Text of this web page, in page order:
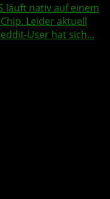
läuft nativ auf einem
Leider aktuell
User hat sich...